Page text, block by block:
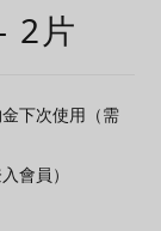
2片
下次使用（需
會員）